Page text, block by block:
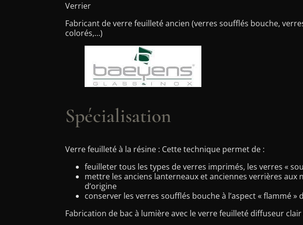
Verrier
Fabricant de verre feuilleté ancien (verres soufflés bouche,
colorés,…)
Spécialisation
Verre feuilleté à la résine : Cette technique permet de :
feuilleter tous les types de verres imprimés, les verres «
mettre les anciens lanterneaux et anciennes verrières aux
d’origine
conserver les verres soufflés bouche à l’aspect « flammé
Fabrication de bac à lumière avec le verre feuilleté diffuseur